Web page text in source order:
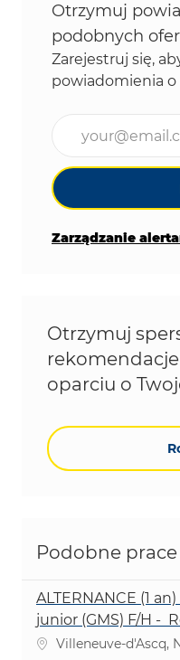
Otrzymuj
podobnych
Zarejestruj się,
powiadomienia
Zarządzanie
Otrzymuj
oparciu o
Podobne prace
ALTERNANCE (1
junior (GMS) F/H -
Lokalizacja
Villeneuve-d'Ascq,